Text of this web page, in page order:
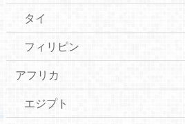
タイ
フィリピン
アフリカ
エジプト